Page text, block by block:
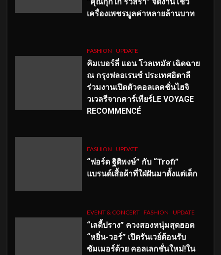
เครื่องเพชรมูลค่าหลายล้านบาท
FASHION UPDATE
คิมเบอร์ลี่ แอน โวลเทมัส เฉิดฉาย
ณ กรุงฟลอเรนซ์ ประเทศอิตาลี
ร่วมงานเปิดตัวคอลเลคชั่นไฮจิ
วเวลรีจากคาร์เทียร์LE VOYAGE
RECOMMENCÉ
FASHION UPDATE
“ฟอร์ด ฐิติพงษ์” กับ “Trofi”
แบรนด์เสื้อผ้าที่ใฝ่ฝันมาตั้งแต่เด็ก
EVENT & CONCERT FASHION UPDATE
“เลดี้ปราง” ควงสองหนุ่มสุดฮอต
“หยิ่น-วอร์” เปิดรันเวย์ต้อนรับ
ซัมเมอร์ด้วย คอลเลกชั่นใหม่!ใน